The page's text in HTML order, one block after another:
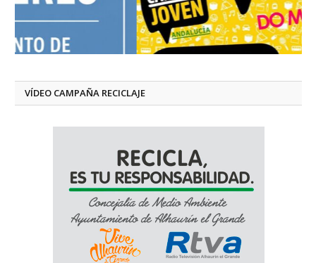
VÍDEO CAMPAÑA RECICLAJE